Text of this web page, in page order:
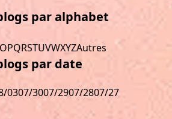
par alphabet
OPQRSTUVWXYZAutres
par date
0307/3007/2907/2807/27